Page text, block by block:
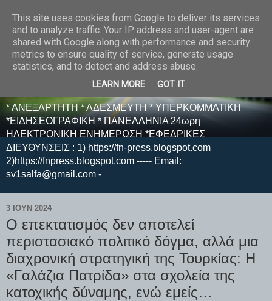
E F E N P R E S S -
ΗΛΕΚΤΡΟΝΙΚΗ
ΕΦΗΜΕΡΙΔΑ
* ΑΝΕΞΑΡΤΗΤΗ * ΑΔΕΣΜΕΥΤΗ * ΥΠΕΡΚΟΜΜΑΤΙΚΗ
*ΕΙΔΗΣΕΟΓΡΑΦΙΚΗ * ΠΑΝΕΛΛΗΝΙΑ 24ωρη
ΗΛΕΚΤΡΟΝΙΚΗ ΕΝΗΜΕΡΩΣΗ *ΕΦΕΔΡΙΚΕΣ
ΔΙΕΥΘΥΝΣΕΙΣ : 1) https://fn-press.blogspot.com
2)https://fnpress.blogspot.com ----- Email:
sv1salfa@gmail.com -
3 ΙΟΥΝ 2024
Ο επεκτατισμός δεν αποτελεί
περιστασιακό πολιτικό δόγμα, αλλά μια
διαχρονική στρατηγική της Τουρκίας: Η
«Γαλάζια Πατρίδα» στα σχολεία της
κατοχικής δύναμης, ενώ εμείς…
This site uses cookies from Google to deliver its services
and to analyze traffic. Your IP address and user-agent are
shared with Google along with performance and security
metrics to ensure quality of service, generate usage
statistics, and to detect and address abuse.
LEARN MORE GOT IT